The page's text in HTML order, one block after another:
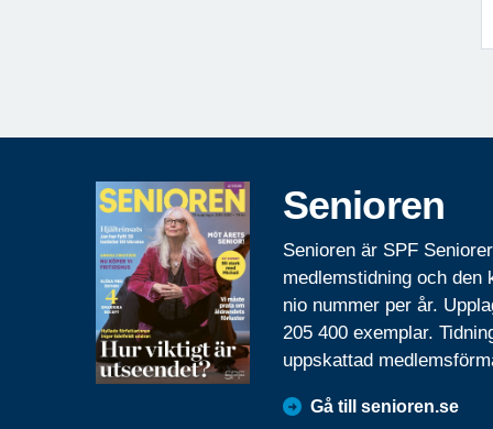
Senioren
Senioren är SPF
medlemstidning och den
nio nummer per år.
205 400 exemplar.
uppskattad
Gå till senioren.se